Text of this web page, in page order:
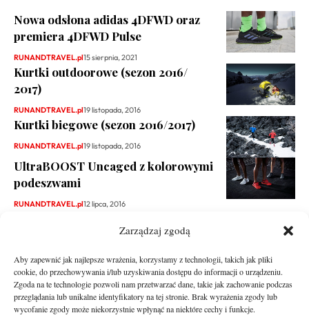
Zarządzaj zgodą
Aby zapewnić jak najlepsze wrażenia, korzystamy z technologii, takich jak pliki
cookie, do przechowywania i/lub uzyskiwania dostępu do informacji o urządzeniu.
Zgoda na te technologie pozwoli nam przetwarzać dane, takie jak zachowanie podczas
przeglądania lub unikalne identyfikatory na tej stronie. Brak wyrażenia zgody lub
wycofanie zgody może niekorzystnie wpłynąć na niektóre cechy i funkcje.
Nowa odsłona adidas 4DFWD oraz
premiera 4DFWD Pulse
RUNANDTRAVEL.pl15 sierpnia, 2021
Kurtki outdoorowe (sezon 2016/
2017)
RUNANDTRAVEL.pl19 listopada, 2016
Kurtki biegowe (sezon 2016/2017)
RUNANDTRAVEL.pl19 listopada, 2016
UltraBOOST Uncaged z kolorowymi
podeszwami
RUNANDTRAVEL.pl12 lipca, 2016